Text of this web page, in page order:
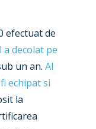
efectuat de
a decolat pe
un an. Al
echipat si
la
2024
2023
2022
2019
Reports